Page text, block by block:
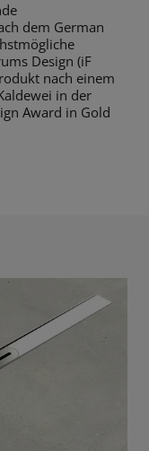
dem German
Design (iF
nach einem
in der
Award in Gold